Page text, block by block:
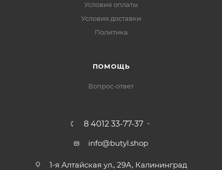
Условия оплаты
Условия доставки
Политика
ПОМОЩЬ
Вопрос-ответ
8 4012 33-77-37
info@butyl.shop
1-я Алтайская ул., 29А, Калининград